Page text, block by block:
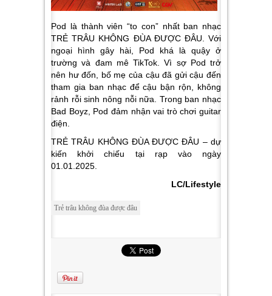
Pod là thành viên “to con” nhất ban nhạc
TRẺ TRÂU KHÔNG ĐÙA ĐƯỢC ĐÂU. Với
ngoại hình gây hài, Pod khá là quậy ở
trường và đam mê TikTok. Vì sợ Pod trở
nên hư đốn, bố mẹ của cậu đã gửi cậu đến
tham gia ban nhạc để cậu bận rộn, không
rảnh rỗi sinh nông nỗi nữa. Trong ban nhạc
Bad Boyz, Pod đảm nhận vai trò chơi guitar
điện.
TRẺ TRÂU KHÔNG ĐÙA ĐƯỢC ĐÂU – dự
kiến khởi chiếu tại rạp vào ngày
01.01.2025.
LC/Lifestyle
Trẻ trâu không đùa được đâu